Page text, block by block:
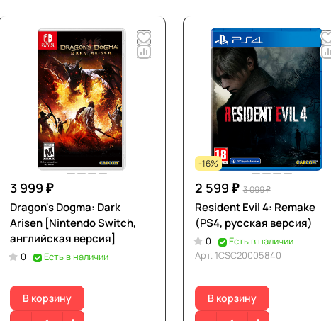
3 999 ₽
Dragon's Dogma: Dark
Arisen [Nintendo Switch,
английская версия]
0 Есть в наличии
В корзину
-16%
2 599 ₽ 3 099 ₽
Resident Evil 4: Remake
(PS4, русская версия)
0
Есть в наличии
Арт. 1CSC20005840
В корзину